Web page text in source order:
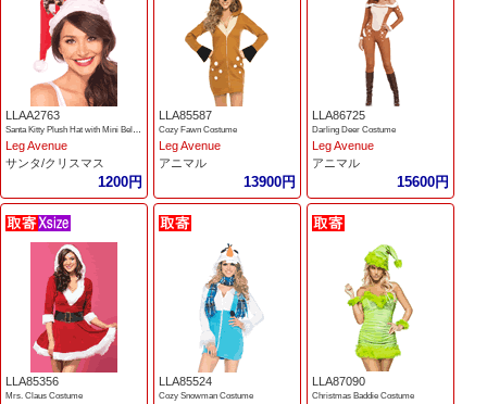
LLAA2763
Santa Kitty Plush Hat with Mini Bell Bow
Leg Avenue
サンタ/クリスマス
1200円
LLA85587
Cozy Fawn Costume
Leg Avenue
アニマル
13900円
LLA86725
Darling Deer Costume
Leg Avenue
アニマル
15600円
LLA85356
Mrs. Claus Costume
LLA85524
Cozy Snowman Costume
LLA87090
Christmas Baddie Costume